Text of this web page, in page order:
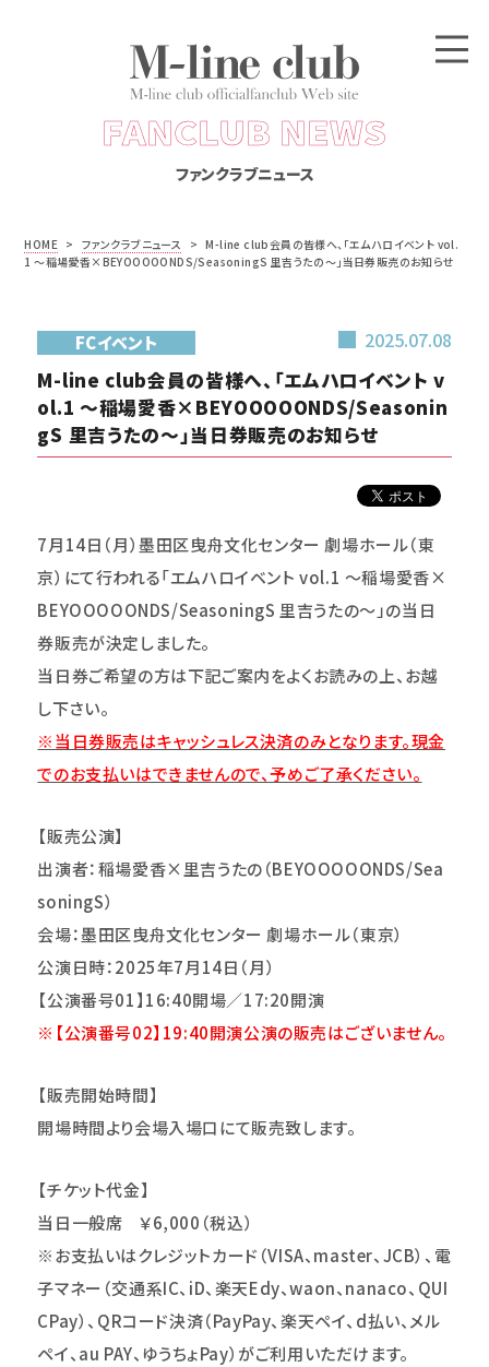
FANCLUB NEWS
ファンクラブニュース
HOME > ファンクラブニュース > M-line club会員の皆様へ、「エムハロイベント vol.
1 ～稲場愛香×BEYOOOOONDS/SeasoningS 里吉うたの～」当日券販売のお知らせ
FCイベント 2025.07.08
M-line club会員の皆様へ、「エムハロイベント v
ol.1 ～稲場愛香×BEYOOOOONDS/Seasonin
gS 里吉うたの～」当日券販売のお知らせ
7月14日（月）墨田区曳舟文化センター 劇場ホール（東
京）にて行われる「エムハロイベント vol.1 ～稲場愛香×
BEYOOOOONDS/SeasoningS 里吉うたの～」の当日
券販売が決定しました。
当日券ご希望の方は下記ご案内をよくお読みの上、お越
し下さい。
※当日券販売はキャッシュレス決済のみとなります。現金
でのお支払いはできませんので、予めご了承ください。
【販売公演】
出演者：稲場愛香×里吉うたの（BEYOOOOONDS/Sea
soningS）
会場：墨田区曳舟文化センター 劇場ホール（東京）
公演日時：2025年7月14日（月）
【公演番号01】16:40開場／17:20開演
※【公演番号02】19:40開演公演の販売はございません。
【販売開始時間】
開場時間より会場入場口にて販売致します。
【チケット代金】
当日一般席￥6,000 （税込）
※お支払いはクレジットカード（VISA、master、JCB）、電
子マネー（交通系IC、iD、楽天Edy、waon、nanaco、QUI
CPay）、QRコード決済（PayPay、楽天ペイ、d払い、メル
ペイ、au PAY、ゆうちょPay）がご利用いただけます。